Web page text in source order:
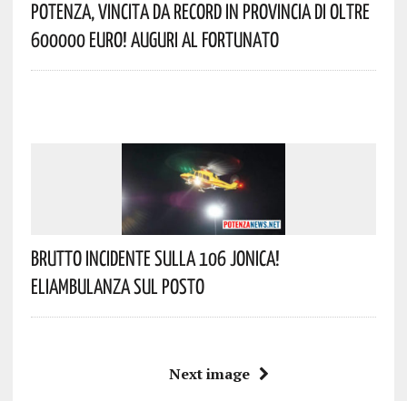
Potenza, Vincita Da Record In Provincia Di Oltre
600000 Euro! Auguri Al Fortunato
Brutto Incidente Sulla 106 Jonica!
Eliambulanza Sul Posto
Next image